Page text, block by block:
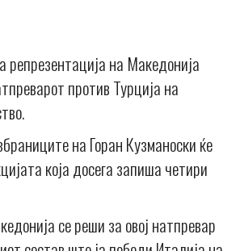
на Македонија
против Турција на
на Горан Кузманоски ќе
која досега запиша четири
се реши за овој натпревар